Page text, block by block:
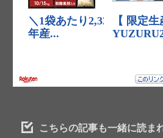
こちらの記事も一緒に読ま